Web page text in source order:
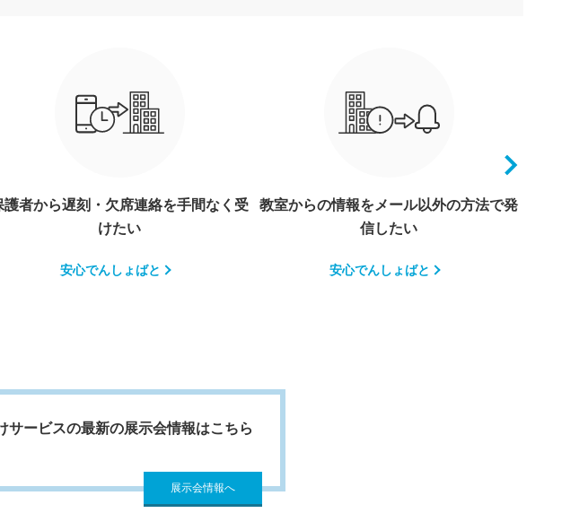
護者から遅刻・欠席連絡を手間なく受
けたい
安心でんしょばと
教室からの情報をメール以外の方法で発
信したい
安心でんしょばと
ービスの最新の展示会情報はこちら
展示会情報へ